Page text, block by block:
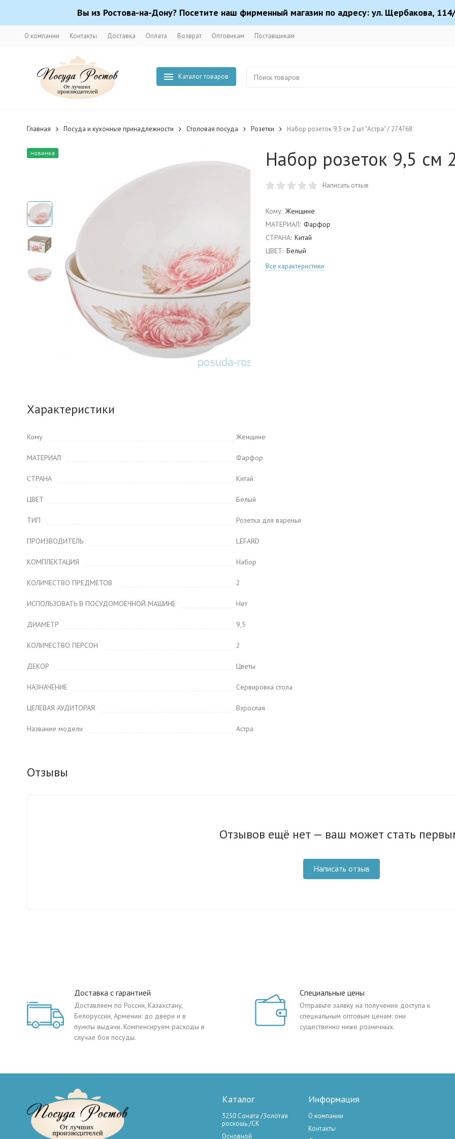
Вы из Ростова-на-Дону? Посетите наш фирменный магазин по адресу: ул. Щербакова,
О компании Контакты Доставка Оплата Возврат Оптовикам Поставщикам
Каталог товаров
Главная Посуда и кухонные принадлежности Столовая посуда Розетки Набор розеток 9,5 см 2 шт "Астра" / 274768
новинка Набор розеток 9,5 см
Написать отзыв
Кому: Женщине
МАТЕРИАЛ: Фарфор
СТРАНА: Китай
ЦВЕТ: Белый
Все характеристики
Характеристики
Кому Женщине
МАТЕРИАЛ Фарфор
СТРАНА Китай
ЦВЕТ Белый
ТИП Розетка для варенья
ПРОИЗВОДИТЕЛЬ LEFARD
КОМПЛЕКТАЦИЯ Набор
КОЛИЧЕСТВО ПРЕДМЕТОВ 2
ИСПОЛЬЗОВАТЬ В ПОСУДОМОЕЧНОЙ МАШИНЕ Нет
ДИАМЕТР 9,5
КОЛИЧЕСТВО ПЕРСОН 2
ДЕКОР Цветы
НАЗНАЧЕНИЕ Сервировка стола
ЦЕЛЕВАЯ АУДИТОРАЯ Взрослая
Название модели Астра
Отзывы
Отзывов ещё нет — ваш может стать
Написать отзыв
Доставка с гарантией
Доставляем по России, Казахстану,
Белоруссии, Армении: до двери и в
пункты выдачи. Компенсируем расходы в
случае боя посуды.
Специальные цены
Отправьте заявку на получение доступа к
специальным оптовым ценам: они
существенно ниже розничных.
Каталог
3250 Соната /Золотая
роскошь /СК
Основной
Информация
О компании
Контакты